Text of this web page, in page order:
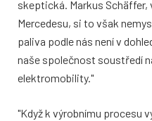
skeptická. Markus Schäffer,
Mercedesu, si to však
paliva podle nás není v
naše společnost soustředí
elektromobility."
"Když k výrobnímu procesu